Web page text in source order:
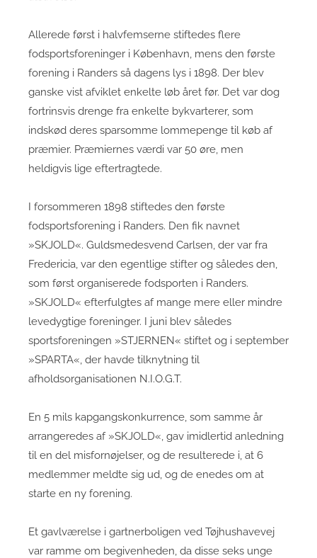
Allerede først i halvfemserne stiftedes flere
fodsportsforeninger i København, mens den første
forening i Randers så dagens lys i 1898. Der blev
ganske vist afviklet enkelte løb året før. Det var dog
fortrinsvis drenge fra enkelte bykvarterer, som
indskød deres sparsomme lommepenge til køb af
præmier. Præmiernes værdi var 50 øre, men
heldigvis lige eftertragtede.
I forsommeren 1898 stiftedes den første
fodsportsforening i Randers. Den fik navnet
»SKJOLD«. Guldsmedesvend Carlsen, der var fra
Fredericia, var den egentlige stifter og således den,
som først organiserede fodsporten i Randers.
»SKJOLD« efterfulgtes af mange mere eller mindre
levedygtige foreninger. I juni blev således
sportsforeningen »STJERNEN« stiftet og i september
»SPARTA«, der havde tilknytning til
afholdsorganisationen N.I.O.G.T.
En 5 mils kapgangskonkurrence, som samme år
arrangeredes af »SKJOLD«, gav imidlertid anledning
til en del misfornøjelser, og de resulterede i, at 6
medlemmer meldte sig ud, og de enedes om at
starte en ny forening.
Et gavlværelse i gartnerboligen ved Tøjhushavevej
var ramme om begivenheden, da disse seks unge